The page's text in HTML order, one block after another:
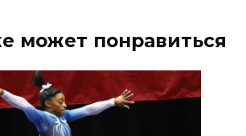
может понравиться